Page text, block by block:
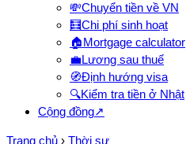
💸Chuyển tiền về VN
🧮Chi phí sinh hoạt
🏠Mortgage calculator
💼Lương sau thuế
🧭Định hướng visa
🔍Kiểm tra tiền ở Nhật
Cộng đồng↗
Trang chủ › Thời sự